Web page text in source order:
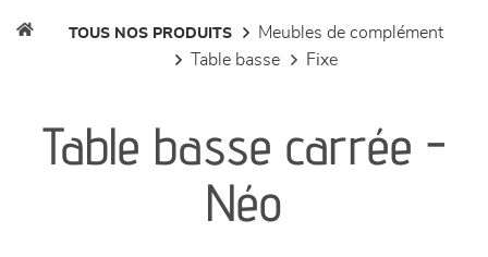
séjours
meubles de complément
TOUS NOS PRODUITS
meubles de complément
table basse
fixe
Table basse carrée -
Néo